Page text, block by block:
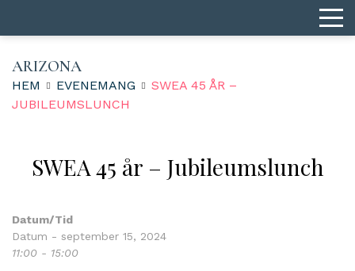
ARIZONA
HEM EVENEMANG
SWEA 45 ÅR –
JUBILEUMSLUNCH
SWEA 45 år – Jubileumslunch
Datum/Tid
Datum - september 15, 2024
11:00 - 15:00